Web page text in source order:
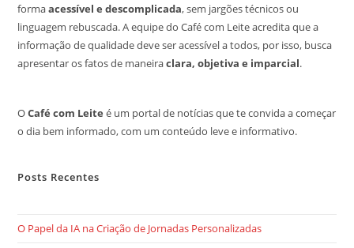
formaacessível e descomplicada, sem jargões técnicos ou
linguagem rebuscada. A equipe do Café com Leite acredita que a
informação de qualidade deve ser acessível a todos, por isso, busca
apresentar os fatos de maneiraclara, objetiva e imparcial.
OCafé com Leite é um portal de notícias que te convida a começar
o dia bem informado, com um conteúdo leve e informativo.
Posts Recentes
O Papel da IA na Criação de Jornadas Personalizadas